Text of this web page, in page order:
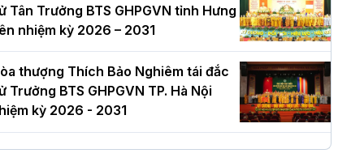
Tân Trưởng BTS GHPGVN tỉnh Hưng
nhiệm kỳ 2026 – 2031
thượng Thích Bảo Nghiêm tái đắc
Trưởng BTS GHPGVN TP. Hà Nội
kỳ 2026 - 2031
Nội: Long trọng lễ khởi công xây